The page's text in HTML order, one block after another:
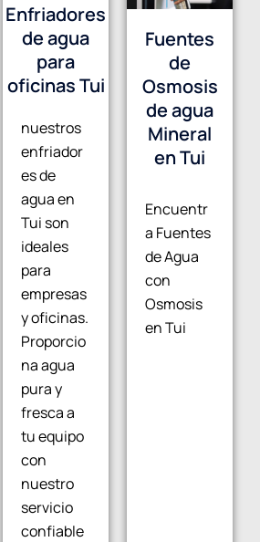
Enfriadores
de agua
para
oficinas Tui
nuestros
enfriador
es de
agua en
Tui son
ideales
para
empresas
y oficinas.
Proporcio
na agua
pura y
fresca a
tu equipo
con
nuestro
servicio
confiable
Fuentes
de
Osmosis
de agua
Mineral
en Tui
Encuentr
a Fuentes
de Agua
con
Osmosis
en Tui